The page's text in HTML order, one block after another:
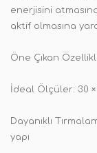
enerjisini
aktif olmasına
Öne Çıkan
İdeal Ölçüler: 30 ×
Dayanıklı
yapı